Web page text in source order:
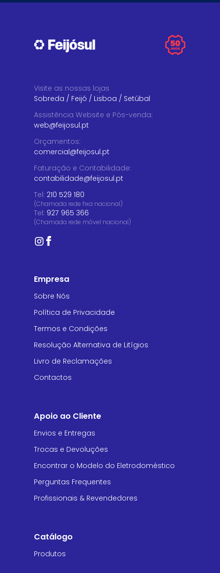
Visite as nossas lojas
Sobreda / Feijó / Lisboa / Setúbal
Assistência Website e Pós-venda:
web@feijosul.pt
Orçamentos:
comercial@feijosul.pt
Faturação e Contabilidade:
contabilidade@feijosul.pt
Tel: 210 529 180
(Chamada rede fixa nacional)
Tel: 927 965 366
(Chamada rede móvel nacional)
Empresa
Sobre Nós
Política de Privacidade
Termos e Condições
Resolução Alternativa de Litígios
Livro de Reclamações
Contactos
Apoio ao Cliente
Envios e Entregas
Trocas e Devoluções
Encontrar o Modelo do Eletrodoméstico
Perguntas Frequentes
Profissionais & Revendedores
Catálogo
Produtos